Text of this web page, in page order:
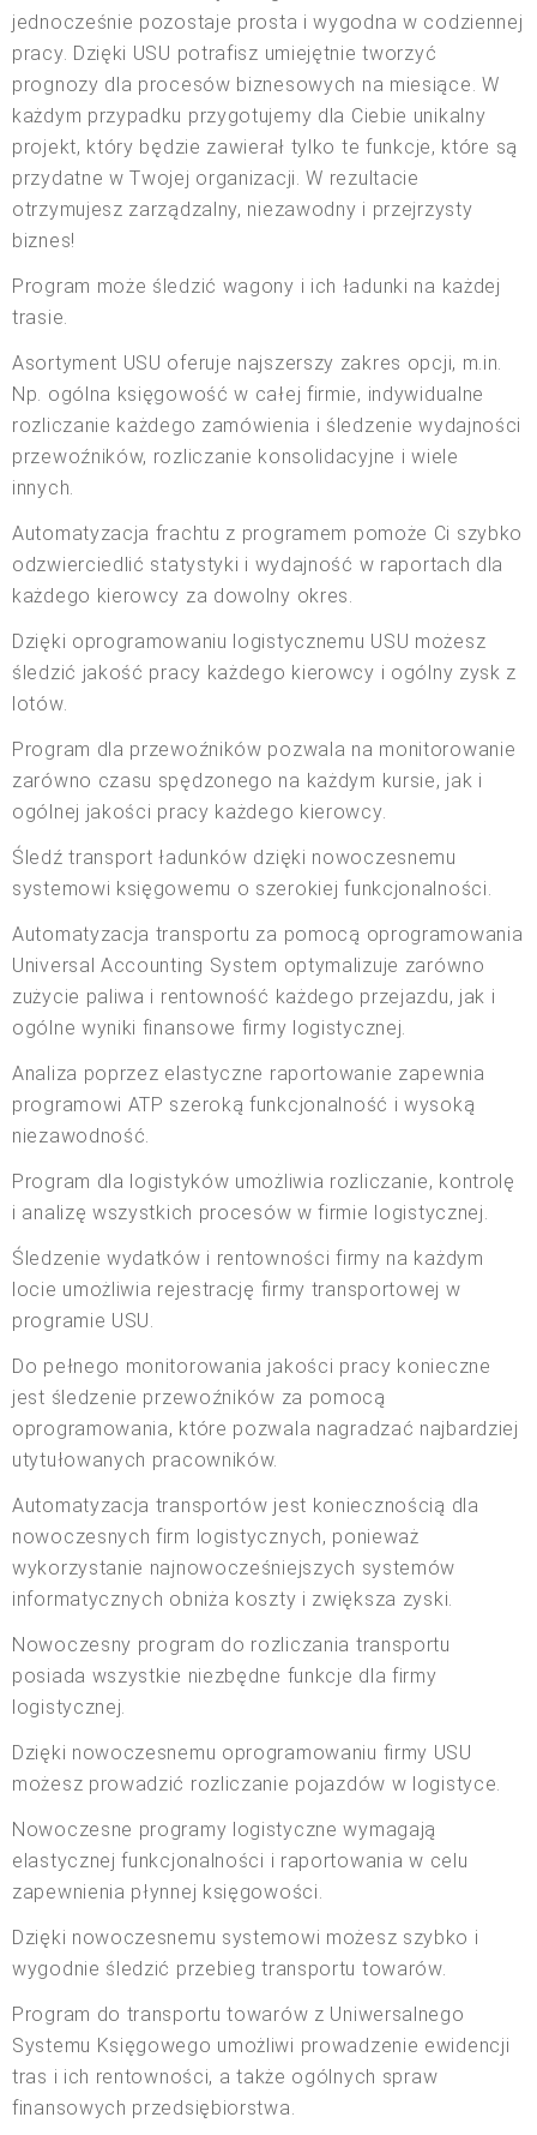
jednocześnie pozostaje prosta i wygodna w codziennej
pracy. Dzięki USU potrafisz umiejętnie tworzyć
prognozy dla procesów biznesowych na miesiące. W
każdym przypadku przygotujemy dla Ciebie unikalny
projekt, który będzie zawierał tylko te funkcje, które są
przydatne w Twojej organizacji. W rezultacie
otrzymujesz zarządzalny, niezawodny i przejrzysty
biznes!
Program może śledzić wagony i ich ładunki na każdej
trasie.
Asortyment USU oferuje najszerszy zakres opcji, m.in.
Np. ogólna księgowość w całej firmie, indywidualne
rozliczanie każdego zamówienia i śledzenie wydajności
przewoźników, rozliczanie konsolidacyjne i wiele
innych.
Automatyzacja frachtu z programem pomoże Ci szybko
odzwierciedlić statystyki i wydajność w raportach dla
każdego kierowcy za dowolny okres.
Dzięki oprogramowaniu logistycznemu USU możesz
śledzić jakość pracy każdego kierowcy i ogólny zysk z
lotów.
Program dla przewoźników pozwala na monitorowanie
zarówno czasu spędzonego na każdym kursie, jak i
ogólnej jakości pracy każdego kierowcy.
Śledź transport ładunków dzięki nowoczesnemu
systemowi księgowemu o szerokiej funkcjonalności.
Automatyzacja transportu za pomocą oprogramowania
Universal Accounting System optymalizuje zarówno
zużycie paliwa i rentowność każdego przejazdu, jak i
ogólne wyniki finansowe firmy logistycznej.
Analiza poprzez elastyczne raportowanie zapewnia
programowi ATP szeroką funkcjonalność i wysoką
niezawodność.
Program dla logistyków umożliwia rozliczanie, kontrolę
i analizę wszystkich procesów w firmie logistycznej.
Śledzenie wydatków i rentowności firmy na każdym
locie umożliwia rejestrację firmy transportowej w
programie USU.
Do pełnego monitorowania jakości pracy konieczne
jest śledzenie przewoźników za pomocą
oprogramowania, które pozwala nagradzać najbardziej
utytułowanych pracowników.
Automatyzacja transportów jest koniecznością dla
nowoczesnych firm logistycznych, ponieważ
wykorzystanie najnowocześniejszych systemów
informatycznych obniża koszty i zwiększa zyski.
Nowoczesny program do rozliczania transportu
posiada wszystkie niezbędne funkcje dla firmy
logistycznej.
Dzięki nowoczesnemu oprogramowaniu firmy USU
możesz prowadzić rozliczanie pojazdów w logistyce.
Nowoczesne programy logistyczne wymagają
elastycznej funkcjonalności i raportowania w celu
zapewnienia płynnej księgowości.
Dzięki nowoczesnemu systemowi możesz szybko i
wygodnie śledzić przebieg transportu towarów.
Program do transportu towarów z Uniwersalnego
Systemu Księgowego umożliwi prowadzenie ewidencji
tras i ich rentowności, a także ogólnych spraw
finansowych przedsiębiorstwa.